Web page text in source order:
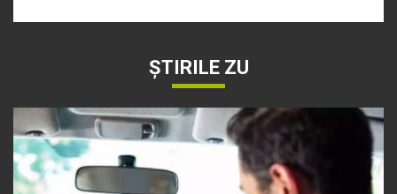
ȘTIRILE ZU